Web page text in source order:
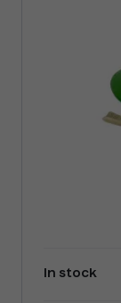
In stock